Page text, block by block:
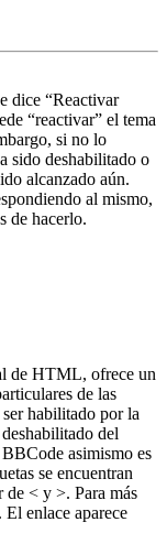
dice “Reactivar
“reactivar” el tema
si no lo
sido deshabilitado o
alcanzado aún.
al mismo,
de hacerlo.
de HTML, ofrece un
de las
habilitado por la
del
asimismo es
se encuentran
de < y >. Para más
enlace aparece